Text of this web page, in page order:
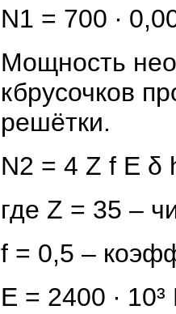
N1 = 700 ∙
Мощность
кбрусочков
решётки.
N2 = 4 Z f E δ
где Z = 35 –
f = 0,5 –
E = 2400 ∙